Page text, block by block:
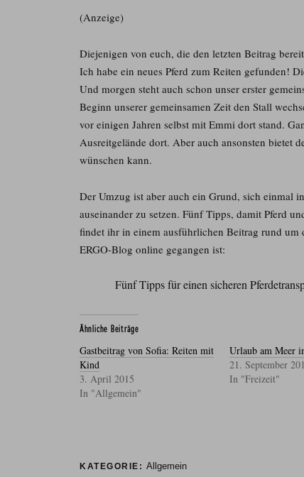
(Anzeige)
Diejenigen von euch, die den letzten Beitrag
Ich habe ein neues Pferd zum Reiten gefunden!
Und morgen steht auch schon unser erster
Beginn unserer gemeinsamen Zeit den Stall
vor einigen Jahren selbst mit Emmi dort stand.
Ausreitgelände dort. Aber auch ansonsten bietet
wünschen kann.
Der Umzug ist aber auch ein Grund, sich einmal
auseinander zu setzen. Fünf Tipps, damit Pferd
findet ihr in einem ausführlichen Beitrag rund um
ERGO-Blog online gegangen ist:
Fünf Tipps für einen sicheren
Ähnliche Beiträge
Gastbeitrag von Sofia: Reiten mit
Kind
3. April 2015
In "Allgemein"
Urlaub am Meer
21. September
In "Freizeit"
KATEGORIE: Allgemein